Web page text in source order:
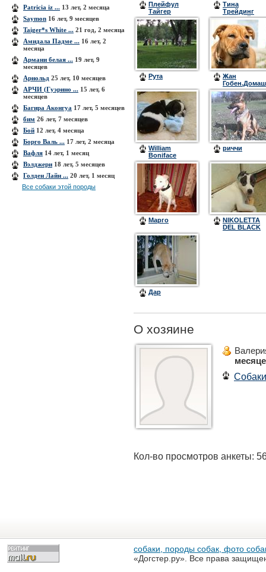
Patricia iz ... 13 лет, 2 месяца
Saymon 16 лет, 9 месяцев
Taiger*s White ... 21 год, 2 месяца
Амидала Падме ... 16 лет, 2
месяца
Армани белая ... 19 лет, 9
месяцев
Арнольд 25 лет, 10 месяцев
АРЧИ (Гуэрино ... 15 лет, 6
месяцев
Багира Аконгуа 17 лет, 5 месяцев
бим 26 лет, 7 месяцев
Бой 12 лет, 4 месяца
Борго Валь ... 17 лет, 2 месяца
Вафля 14 лет, 1 месяц
Вэлджери 18 лет, 5 месяцев
Голден Лайн ... 20 лет, 1 месяц
Все собаки этой породы
Плейфул
Тайгер
Кристмас
Сюрпрайз
(Митя)
Тина
Трейдинг
Самурай
Невский
Рута
Жан
имя
William
Boniface
(Боня)
риччи
Марго
NIKOLETTA
DEL BLACK
Дар
О хозяине
Собаки
Кол-во просмотров анкеты:
собаки, породы собак, фото
«Догстер.ру». Все права